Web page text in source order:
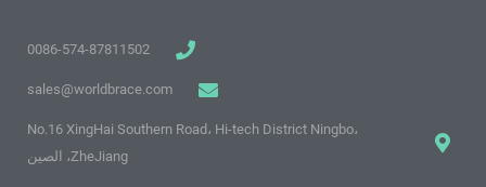
0086-574-87811502
sales@worldbrace.com
No.16 XingHai Southern Road، Hi-tech District Ningbo،
ZheJiang، الصين